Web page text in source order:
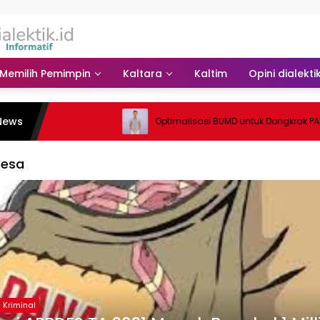
Memilih Pemimpin Kaltara Kaltim Opini
Optimalisasi BUMD untuk Dongkrak PAD
Kriminal